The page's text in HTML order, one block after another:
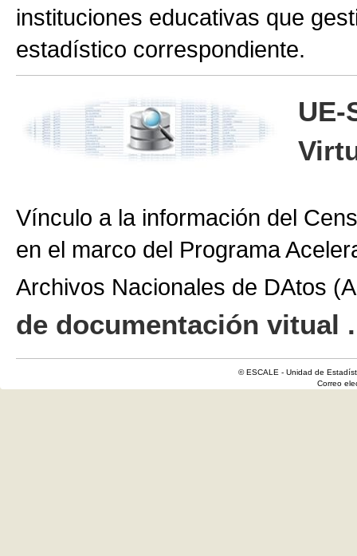
instituciones educativas que
estadístico correspondiente.
UE-
Vínculo a la información del
en el marco del Programa
Archivos Nacionales de DAtos
de documentación vitual
© ESCALE - Unidad de
Correo